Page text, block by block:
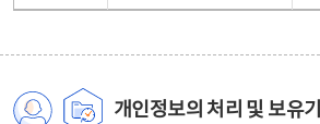
개인정보의 처리 및 보유